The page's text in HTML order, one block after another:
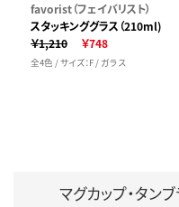
favorist（フェイバリスト）
スタッキンググラス（210ml)
￥1,210
￥748
全4色 / サイズ：F / ガラス
マグカップ・タン